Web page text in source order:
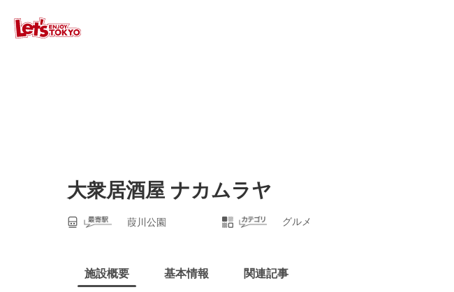
大衆居酒屋 ナカムラヤ
葭川公園 グルメ
施設概要 基本情報 関連記事